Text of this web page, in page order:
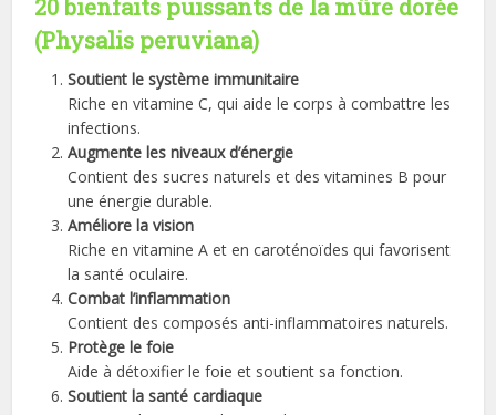
20 bienfaits puissants de la mûre dorée
(Physalis peruviana)
Soutient le système immunitaire
Riche en vitamine C, qui aide le corps à combattre les
infections.
Augmente les niveaux d’énergie
Contient des sucres naturels et des vitamines B pour
une énergie durable.
Améliore la vision
Riche en vitamine A et en caroténoïdes qui favorisent
la santé oculaire.
Combat l’inflammation
Contient des composés anti-inflammatoires naturels.
Protège le foie
Aide à détoxifier le foie et soutient sa fonction.
Soutient la santé cardiaque